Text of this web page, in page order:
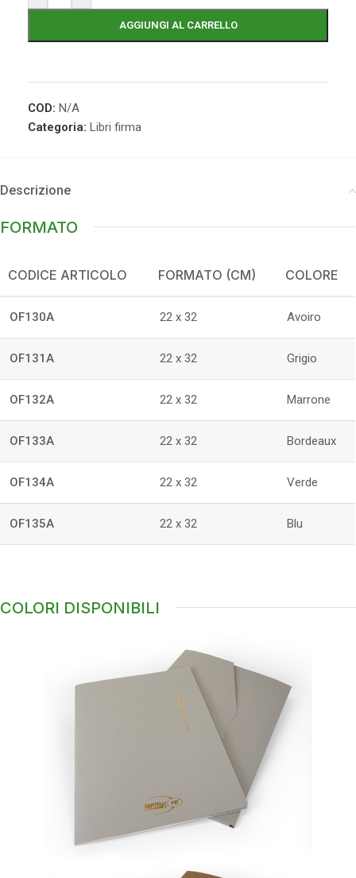
AGGIUNGI AL CARRELLO
COD: N/A
Categoria: Libri firma
Descrizione
FORMATO
CODICE ARTICOLO FORMATO (CM) COLORE
OF130A 22 x 32 Avoiro
OF131A 22 x 32 Grigio
OF132A 22 x 32 Marrone
OF133A 22 x 32 Bordeaux
OF134A 22 x 32 Verde
OF135A 22 x 32 Blu
COLORI DISPONIBILI